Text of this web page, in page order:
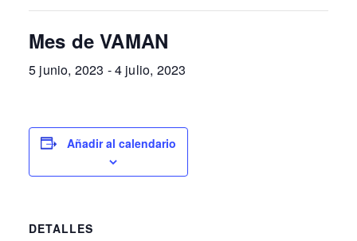
Mes de VAMAN
5 junio, 2023 -4 julio, 2023
Añadir al calendario
DETALLES